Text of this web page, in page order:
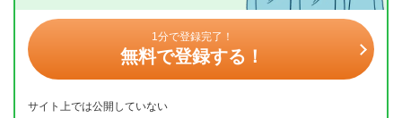
1分で登録完了！
無料で登録する！
サイト上では公開していない